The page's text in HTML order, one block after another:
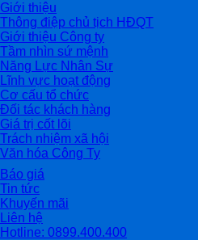
Giới thiệu
Thông điệp chủ tịch HĐQT
Giới thiệu Công ty
Tầm nhìn sứ mệnh
Năng Lực Nhân Sự
Lĩnh vực hoạt động
Cơ cấu tổ chức
Đối tác khách hàng
Giá trị cốt lõi
Trách nhiệm xã hội
Văn hóa Công Ty
Báo giá
Tin tức
Khuyến mãi
Liên hệ
Hotline: 0899.400.400